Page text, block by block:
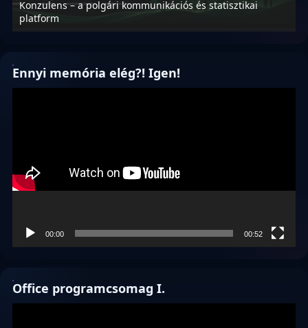
Konzulens – a polgári kommunikációs és statisztikai
platform
Ennyi memória elég?! Igen!
00:00 00:52
Office programcsomag I.